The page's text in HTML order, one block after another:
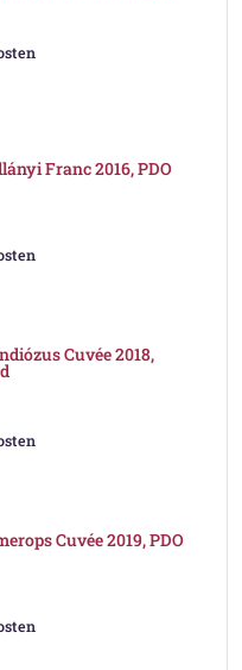
Franc 2016, PDO
Cuvée 2018,
Cuvée 2019, PDO